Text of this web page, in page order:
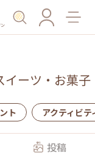
イーツ・お菓子
ト アクティビテ
投稿